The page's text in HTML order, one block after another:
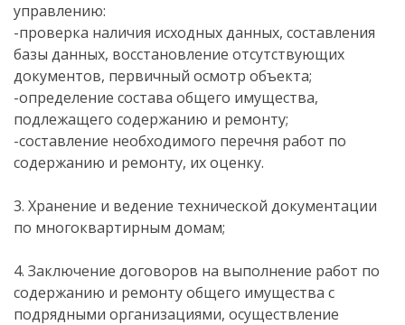
управлению:
-проверка наличия исходных данных, составления
базы данных, восстановление отсутствующих
документов, первичный осмотр объекта;
-определение состава общего имущества,
подлежащего содержанию и ремонту;
-составление необходимого перечня работ по
содержанию и ремонту, их оценку.
3. Хранение и ведение технической документации
по многоквартирным домам;
4. Заключение договоров на выполнение работ по
содержанию и ремонту общего имущества с
подрядными организациями, осуществление